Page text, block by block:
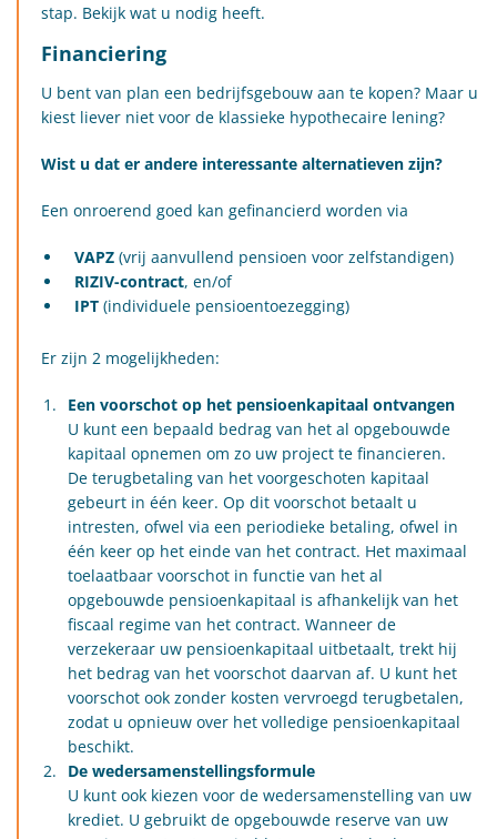
stap. Bekijk wat u nodig heeft.
Financiering
U bent van plan een bedrijfsgebouw aan te kopen? Maar u
kiest liever niet voor de klassieke hypothecaire lening?
Wist u dat er andere interessante alternatieven zijn?
Een onroerend goed kan gefinancierd worden via
VAPZ (vrij aanvullend pensioen voor zelfstandigen)
RIZIV-contract, en/of
IPT (individuele pensioentoezegging)
Er zijn 2 mogelijkheden:
Een voorschot op het pensioenkapitaal ontvangen
U kunt een bepaald bedrag van het al opgebouwde
kapitaal opnemen om zo uw project te financieren.
De terugbetaling van het voorgeschoten kapitaal
gebeurt in één keer. Op dit voorschot betaalt u
intresten, ofwel via een periodieke betaling, ofwel in
één keer op het einde van het contract. Het maximaal
toelaatbaar voorschot in functie van het al
opgebouwde pensioenkapitaal is afhankelijk van het
fiscaal regime van het contract. Wanneer de
verzekeraar uw pensioenkapitaal uitbetaalt, trekt hij
het bedrag van het voorschot daarvan af. U kunt het
voorschot ook zonder kosten vervroegd terugbetalen,
zodat u opnieuw over het volledige pensioenkapitaal
beschikt.
De wedersamenstellingsformule
U kunt ook kiezen voor de wedersamenstelling van uw
krediet. U gebruikt de opgebouwde reserve van uw